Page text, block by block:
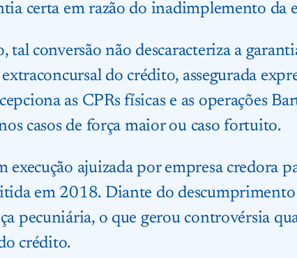
certa em razão do inadimplemento da
tal conversão não descaracteriza a
do crédito, assegurada
as CPRs físicas e as operações
casos de força maior ou caso fortuito.
execução ajuizada por empresa credora
em 2018. Diante do descumprimento
pecuniária, o que gerou controvérsia
crédito.